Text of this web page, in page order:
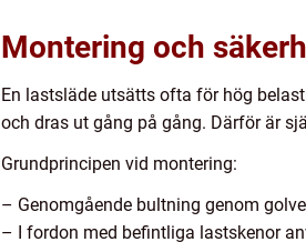
Montering och
En lastsläde utsätts ofta för hög
och dras ut gång på gång. Därför är
Grundprincipen vid montering:
– Genomgående bultning genom
– I fordon med befintliga lastskenor